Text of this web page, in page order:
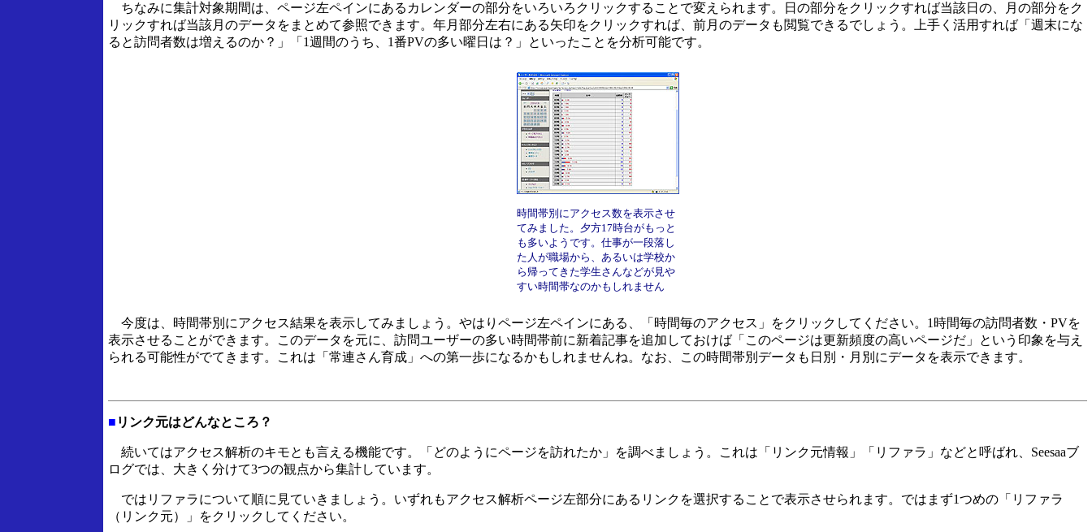
ちなみに集計対象期間は、ページ左ペインにあるカレンダーの部分をいろいろクリックすることで変えられます。日の部分をクリックすれば当該日の、月の部分をク
リックすれば当該月のデータをまとめて参照できます。年月部分左右にある矢印をクリックすれば、前月のデータも閲覧できるでしょう。上手く活用すれば「週末にな
ると訪問者数は増えるのか？」「1週間のうち、1番PVの多い曜日は？」といったことを分析可能です。
時間帯別にアクセス数を表示させ
てみました。夕方17時台がもっと
も多いようです。仕事が一段落し
た人が職場から、あるいは学校か
ら帰ってきた学生さんなどが見や
すい時間帯なのかもしれません
今度は、時間帯別にアクセス結果を表示してみましょう。やはりページ左ペインにある、「時間毎のアクセス」をクリックしてください。1時間毎の訪問者数・PVを
表示させることができます。このデータを元に、訪問ユーザーの多い時間帯前に新着記事を追加しておけば「このページは更新頻度の高いページだ」という印象を与え
られる可能性がでてきます。これは「常連さん育成」への第一歩になるかもしれませんね。なお、この時間帯別データも日別・月別にデータを表示できます。
■ リンク元はどんなところ？
続いてはアクセス解析のキモとも言える機能です。「どのようにページを訪れたか」を調べましょう。これは「リンク元情報」「リファラ」などと呼ばれ、Seesaaブ
ログでは、大きく分けて3つの観点から集計しています。
ではリファラについて順に見ていきましょう。いずれもアクセス解析ページ左部分にあるリンクを選択することで表示させられます。ではまず1つめの「リファラ
（リンク元）」をクリックしてください。